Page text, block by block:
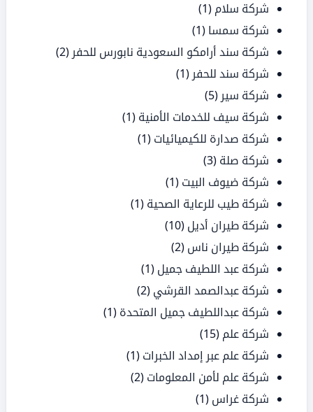
شركة سلام (1)
شركة سمسا (1)
شركة سند أرامكو السعودية نابورس للحفر (2)
شركة سند للحفر (1)
شركة سير (5)
شركة سيف للخدمات الأمنية (1)
شركة صدارة للكيميائيات (1)
شركة صلة (3)
شركة ضيوف البيت (1)
شركة طيب للرعاية الصحية (1)
شركة طيران أديل (10)
شركة طيران ناس (2)
شركة عبد اللطيف جميل (1)
شركة عبدالصمد القرشي (2)
شركة عبداللطيف جميل المتحدة (1)
شركة علم (15)
شركة علم عبر إمداد الخبرات (1)
شركة علم لأمن المعلومات (2)
شركة غراس (1)